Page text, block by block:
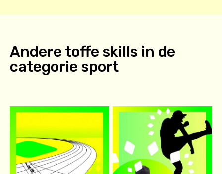
Andere toffe skills in de
categorie sport